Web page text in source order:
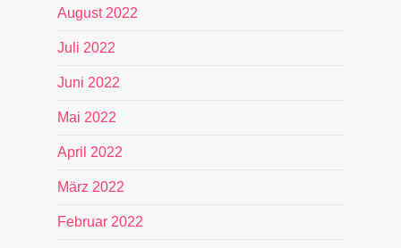
August 2022
Juli 2022
Juni 2022
Mai 2022
April 2022
März 2022
Februar 2022